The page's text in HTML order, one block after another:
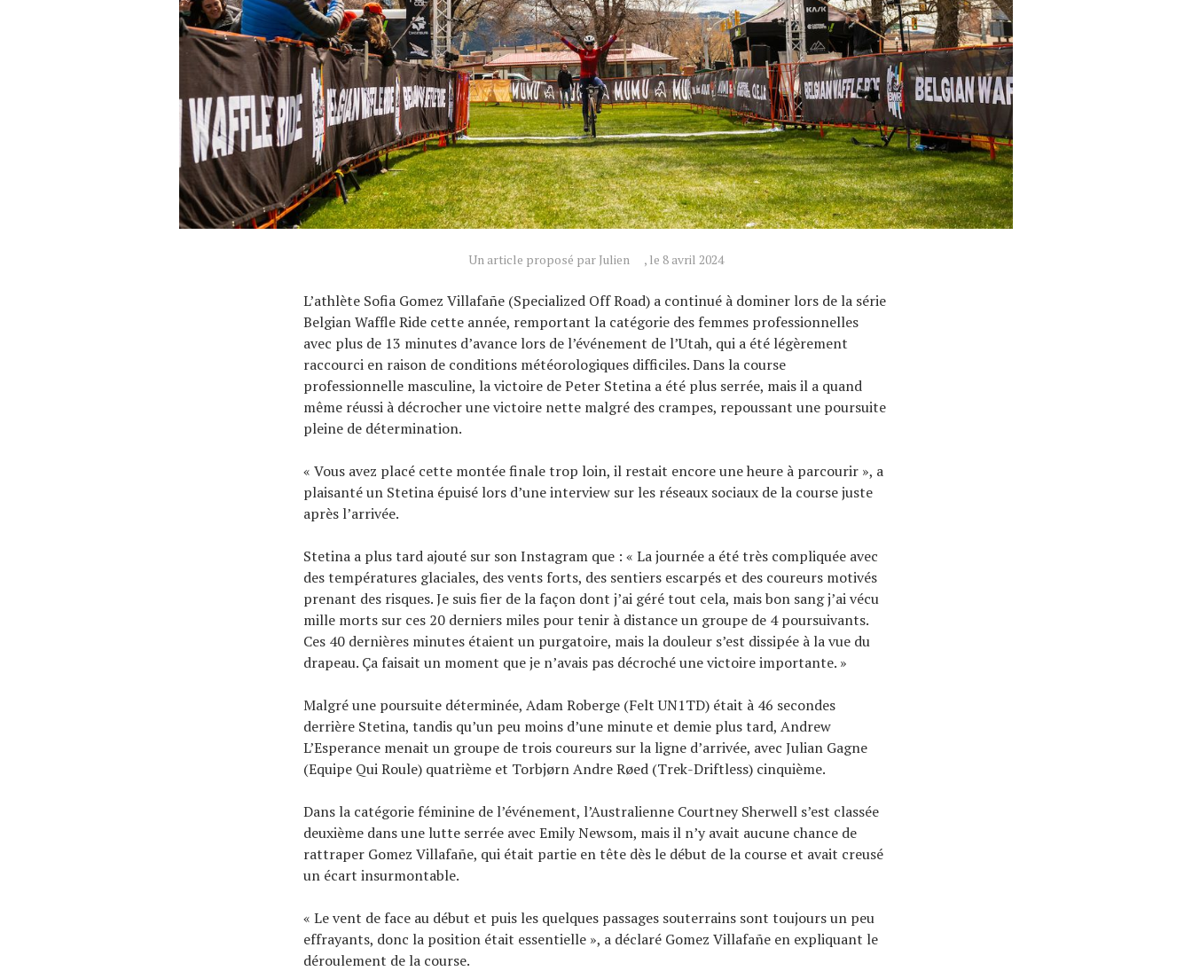
Un article proposé par Julien , le 8 avril 2024
L’athlète Sofia Gomez Villafañe (Specialized Off Road) a continué à dominer lors de la série
Belgian Waffle Ride cette année, remportant la catégorie des femmes professionnelles
avec plus de 13 minutes d’avance lors de l’événement de l’Utah, qui a été légèrement
raccourci en raison de conditions météorologiques difficiles. Dans la course
professionnelle masculine, la victoire de Peter Stetina a été plus serrée, mais il a quand
même réussi à décrocher une victoire nette malgré des crampes, repoussant une poursuite
pleine de détermination.
« Vous avez placé cette montée finale trop loin, il restait encore une heure à parcourir », a
plaisanté un Stetina épuisé lors d’une interview sur les réseaux sociaux de la course juste
après l’arrivée.
Stetina a plus tard ajouté sur son Instagram que : « La journée a été très compliquée avec
des températures glaciales, des vents forts, des sentiers escarpés et des coureurs motivés
prenant des risques. Je suis fier de la façon dont j’ai géré tout cela, mais bon sang j’ai vécu
mille morts sur ces 20 derniers miles pour tenir à distance un groupe de 4 poursuivants.
Ces 40 dernières minutes étaient un purgatoire, mais la douleur s’est dissipée à la vue du
drapeau. Ça faisait un moment que je n’avais pas décroché une victoire importante. »
Malgré une poursuite déterminée, Adam Roberge (Felt UN1TD) était à 46 secondes
derrière Stetina, tandis qu’un peu moins d’une minute et demie plus tard, Andrew
L’Esperance menait un groupe de trois coureurs sur la ligne d’arrivée, avec Julian Gagne
(Equipe Qui Roule) quatrième et Torbjørn Andre Røed (Trek-Driftless) cinquième.
Dans la catégorie féminine de l’événement, l’Australienne Courtney Sherwell s’est classée
deuxième dans une lutte serrée avec Emily Newsom, mais il n’y avait aucune chance de
rattraper Gomez Villafañe, qui était partie en tête dès le début de la course et avait creusé
un écart insurmontable.
« Le vent de face au début et puis les quelques passages souterrains sont toujours un peu
effrayants, donc la position était essentielle », a déclaré Gomez Villafañe en expliquant le
déroulement de la course.